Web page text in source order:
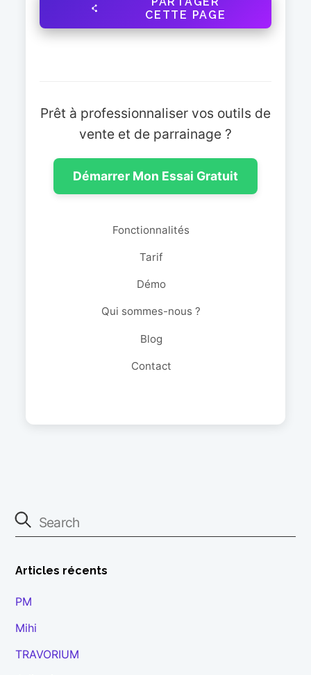
CETTE PAGE
Prêt à professionnaliser vos outils de
vente et de parrainage ?
Démarrer Mon Essai Gratuit
Fonctionnalités
Tarif
Démo
Qui sommes-nous ?
Blog
Contact
Articles récents
PM
Mihi
TRAVORIUM